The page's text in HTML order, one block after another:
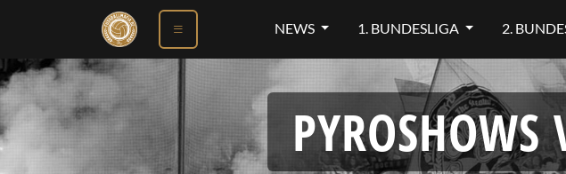
NEWS 1. BUNDESLIGA 2.
PYROSHOWS